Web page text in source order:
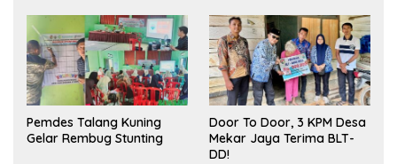
Pasar
Pemdes Talang Kuning
Gelar Rembug Stunting
Door To Door, 3 KPM Desa
Mekar Jaya Terima BLT-
DD!